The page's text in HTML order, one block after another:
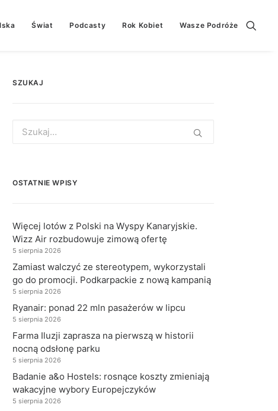
Świat Podcasty Rok Kobiet Wasze Podróże
SZUKAJ
for:
OSTATNIE WPISY
Więcej lotów z Polski na Wyspy Kanaryjskie.
Wizz Air rozbudowuje zimową ofertę
5 sierpnia 2026
Zamiast walczyć ze stereotypem, wykorzystali
go do promocji. Podkarpackie z nową kampanią
5 sierpnia 2026
Ryanair: ponad 22 mln pasażerów w lipcu
5 sierpnia 2026
Farma Iluzji zaprasza na pierwszą w historii
nocną odsłonę parku
5 sierpnia 2026
Badanie a&o Hostels: rosnące koszty zmieniają
wakacyjne wybory Europejczyków
5 sierpnia 2026